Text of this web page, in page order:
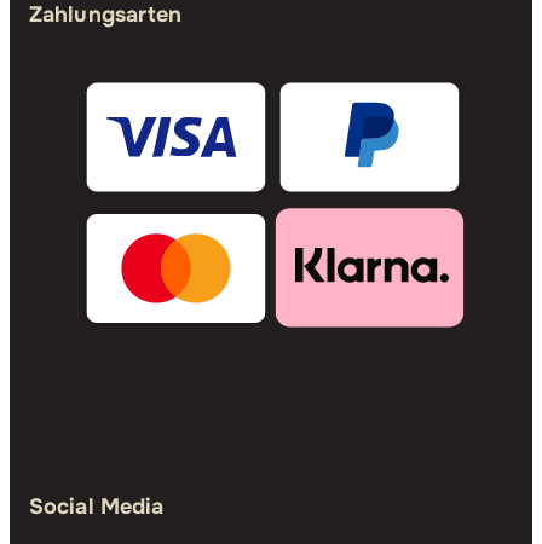
Zahlungsarten
Social Media